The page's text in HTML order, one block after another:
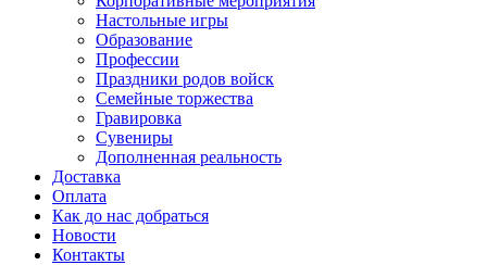
Настольные игры
Образование
Профессии
Праздники родов войск
Семейные торжества
Гравировка
Сувениры
Дополненная реальность
Доставка
Оплата
Как до нас добраться
Новости
Контакты